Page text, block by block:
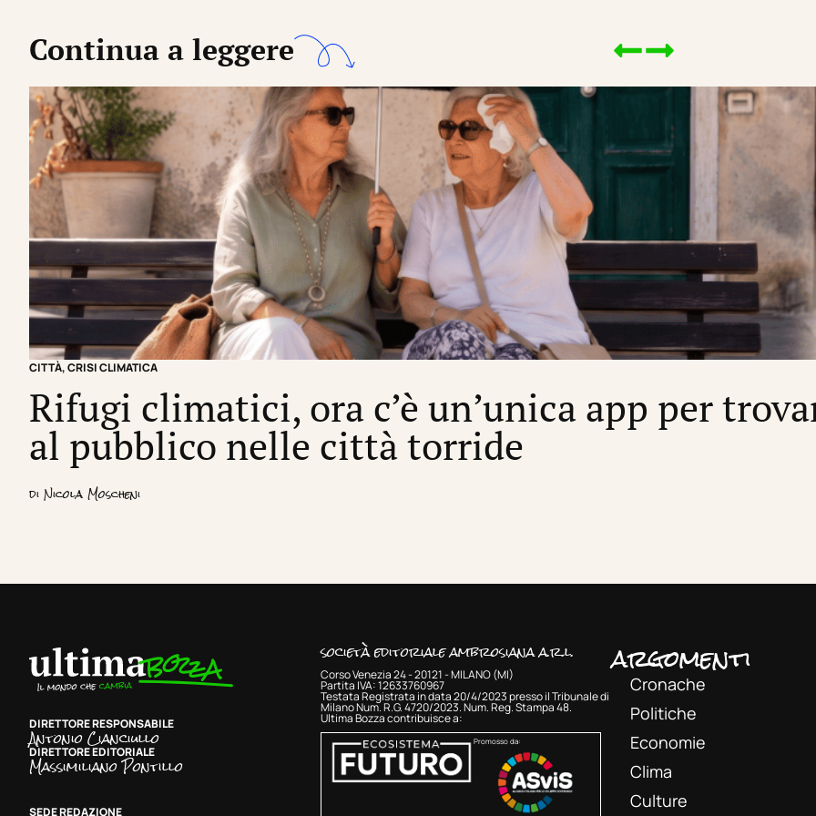
Continua a leggere
CITTÀ,CRISI CLIMATICA
Rifugi climatici, ora c’è un’unica app per
al pubblico nelle città torride
di Nicola Moscheni
DIRETTORE RESPONSABILE
Antonio Cianciullo
DIRETTORE EDITORIALE
Massimiliano Pontillo
SEDE REDAZIONE
società editoriale ambrosiana a.r.l.
Corso Venezia 24 - 20121 - MILANO (MI)
Partita IVA: 12633760967
Testata Registrata in data 20/4/2023 presso il Tribunale di
Milano Num. R.G. 4720/2023. Num. Reg. Stampa 48.
Ultima Bozza contribuisce a:
Promosso da:
argomenti
Cronache
Politiche
Economie
Clima
Culture